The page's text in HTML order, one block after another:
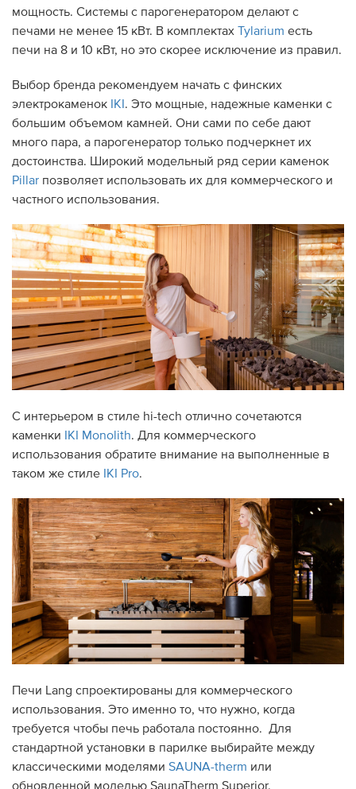
мощность. Системы с парогенератором делают с
печами не менее 15 кВт. В комплектах Tylarium есть
печи на 8 и 10 кВт, но это скорее исключение из правил.
Выбор бренда рекомендуем начать с финских
электрокаменок IKI. Это мощные, надежные каменки с
большим объемом камней. Они сами по себе дают
много пара, а парогенератор только подчеркнет их
достоинства. Широкий модельный ряд серии каменок
Pillar позволяет использовать их для коммерческого и
частного использования.
С интерьером в стиле hi-tech отлично сочетаются
каменки IKI Monolith. Для коммерческого
использования обратите внимание на выполненные в
таком же стиле IKI Pro.
Печи Lang спроектированы для коммерческого
использования. Это именно то, что нужно, когда
требуется чтобы печь работала постоянно. Для
стандартной установки в парилке выбирайте между
классическими моделями SAUNA-therm или
обновленной моделью SaunaTherm Superior.